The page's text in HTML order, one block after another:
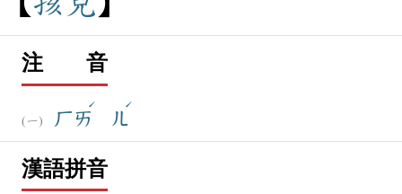
注 音
ㄏㄞ
ˊ
ㄦ
ˊ
漢語拼音